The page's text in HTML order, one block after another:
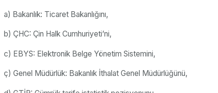
a) Bakanlık: Ticaret Bakanlığını,
b) ÇHC: Çin Halk Cumhuriyeti’ni,
c) EBYS: Elektronik Belge Yönetim Sistemini,
ç) Genel Müdürlük: Bakanlık İthalat Genel Müdürlüğünü,